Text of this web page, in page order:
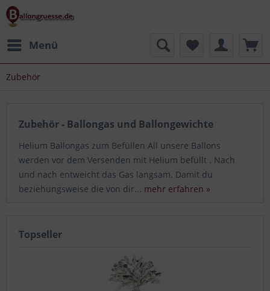
Menü
Zubehör
Zubehör - Ballongas und Ballongewichte
Helium Ballongas zum Befüllen All unsere Ballons
werden vor dem Versenden mit Helium befüllt . Nach
und nach entweicht das Gas langsam. Damit du
beziehungsweise die von dir... mehr erfahren »
Topseller